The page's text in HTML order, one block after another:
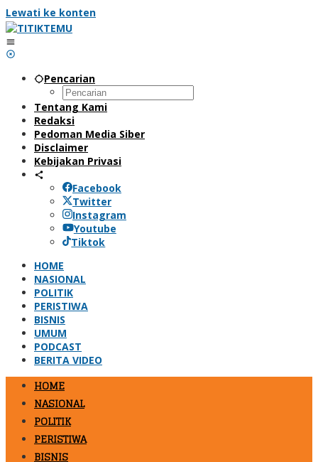
Lewati ke konten
Pencarian
Tentang Kami
Redaksi
Pedoman Media Siber
Disclaimer
Kebijakan Privasi
Facebook
Twitter
Instagram
Youtube
Tiktok
HOME
NASIONAL
POLITIK
PERISTIWA
BISNIS
UMUM
PODCAST
BERITA VIDEO
HOME
NASIONAL
POLITIK
PERISTIWA
BISNIS